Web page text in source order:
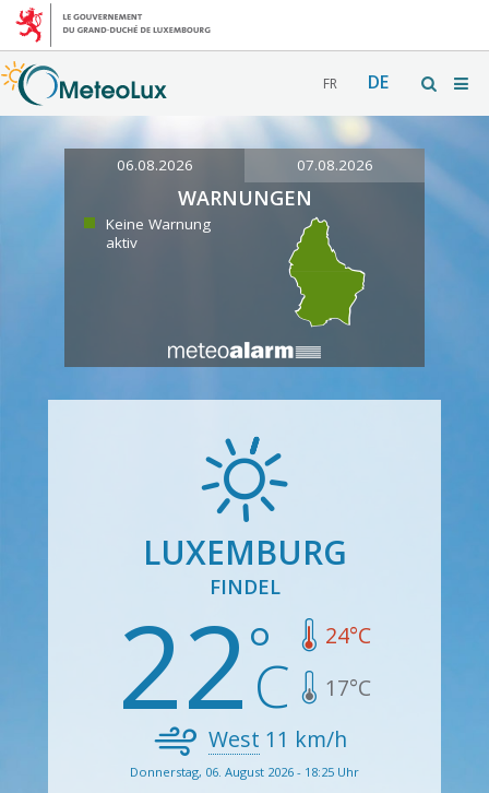
FR DE
06.08.2026 07.08.2026
WARNUNGEN
Keine Warnung
aktiv
LUXEMBURG
FINDEL
22 24°C
17°C
West 11 km/h
Donnerstag, 06. August 2026 - 18:25 Uhr